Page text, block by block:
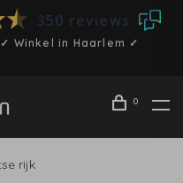
350 reviews
Winkel in Haarlem ✓
0
rijk